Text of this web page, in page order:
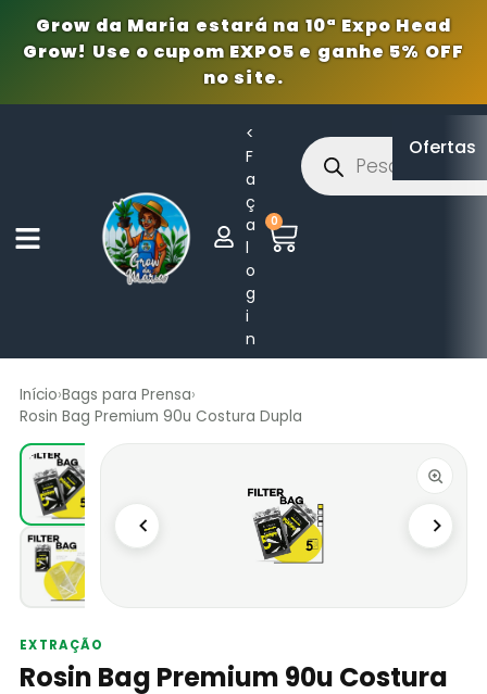
Grow da Maria estará na 10ª Expo Head
Grow! Use o cupom EXPO5 e ganhe 5% OFF
no site.
<
F
a
ç
a
l
o
g
i
n
0
Ofertas
Início›Bags para Prensa›
Rosin Bag Premium 90u Costura Dupla
EXTRAÇÃO
Rosin Bag Premium 90u Costura